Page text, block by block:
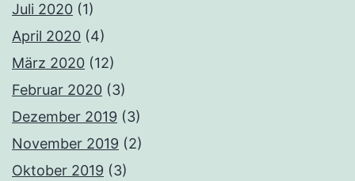
Juli 2020 (1)
April 2020 (4)
März 2020 (12)
Februar 2020 (3)
Dezember 2019 (3)
November 2019 (2)
Oktober 2019 (3)